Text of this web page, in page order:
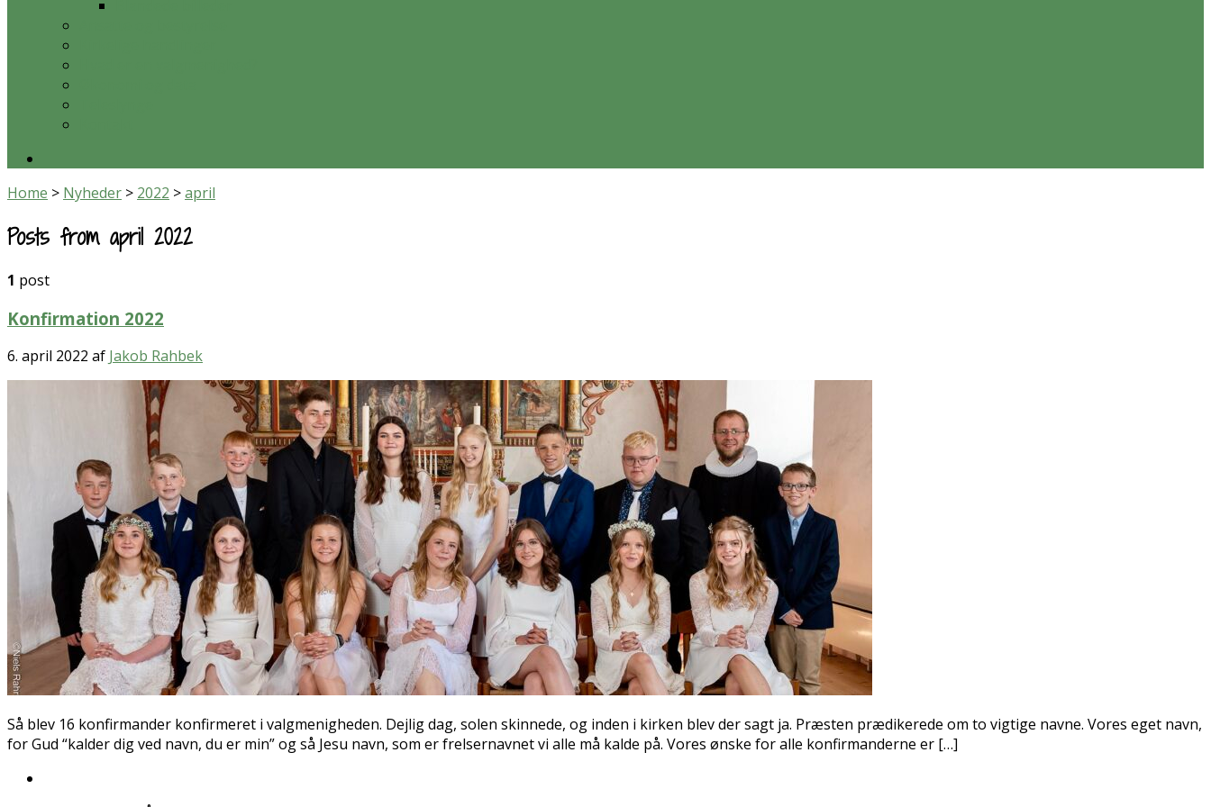
Home > Nyheder > 2022 >april
Posts from april 2022
1 post
Konfirmation 2022
6. april 2022 af Jakob Rahbek
Så blev 16 konfirmander konfirmeret i valgmenigheden. Dejlig dag, solen skinnede, og inden i kirken blev der sagt ja. Præsten prædikerede om to vigtige navne. Vores eget navn,
for Gud “kalder dig ved navn, du er min” og så Jesu navn, som er frelsernavnet vi alle må kalde på. Vores ønske for alle konfirmanderne er […]